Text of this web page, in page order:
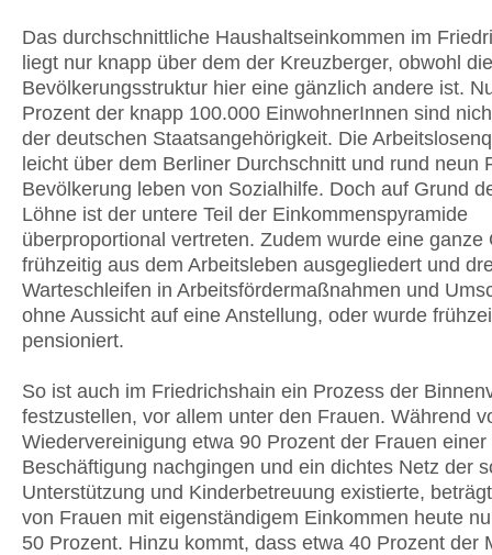
Das durchschnittliche Haushaltseinkommen im
liegt nur knapp über dem der Kreuzberger, obwohl die
Bevölkerungsstruktur hier eine gänzlich andere ist.
Prozent der knapp 100.000 EinwohnerInnen sind
der deutschen Staatsangehörigkeit. Die
leicht über dem Berliner Durchschnitt und rund neun
Bevölkerung leben von Sozialhilfe. Doch auf Grund
Löhne ist der untere Teil der Einkommenspyramide
überproportional vertreten. Zudem wurde eine ganze
frühzeitig aus dem Arbeitsleben ausgegliedert und
Warteschleifen in Arbeitsfördermaßnahmen und
ohne Aussicht auf eine Anstellung, oder wurde
pensioniert.
So ist auch im Friedrichshain ein Prozess der
festzustellen, vor allem unter den Frauen. Während
Wiedervereinigung etwa 90 Prozent der Frauen
Beschäftigung nachgingen und ein dichtes Netz der
Unterstützung und Kinderbetreuung existierte,
von Frauen mit eigenständigem Einkommen heute
50 Prozent. Hinzu kommt, dass etwa 40 Prozent der